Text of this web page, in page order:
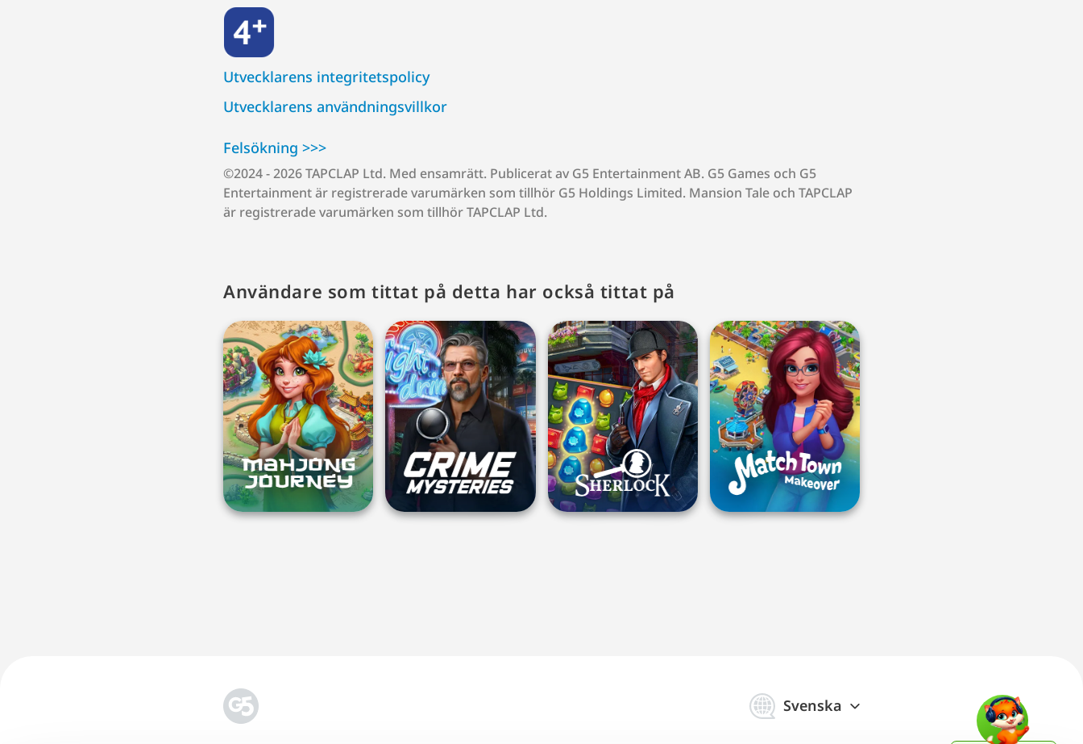
4+
Utvecklarens integritetspolicy
Utvecklarens användningsvillkor
Felsökning >>>
©2024 - 2026 TAPCLAP Ltd. Med ensamrätt. Publicerat av G5 Entertainment AB. G5 Games och G5
Entertainment är registrerade varumärken som tillhör G5 Holdings Limited. Mansion Tale och TAPCLAP
är registrerade varumärken som tillhör TAPCLAP Ltd.
Användare som tittat på detta har också tittat på
Svenska